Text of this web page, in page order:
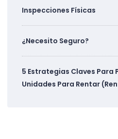
Inspecciones Físicas
¿Necesito Seguro?
5 Estrategias Claves Para
Unidades Para Rentar